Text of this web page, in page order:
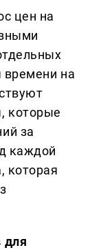
цен на
времени на
которые
за
каждой
которая
для